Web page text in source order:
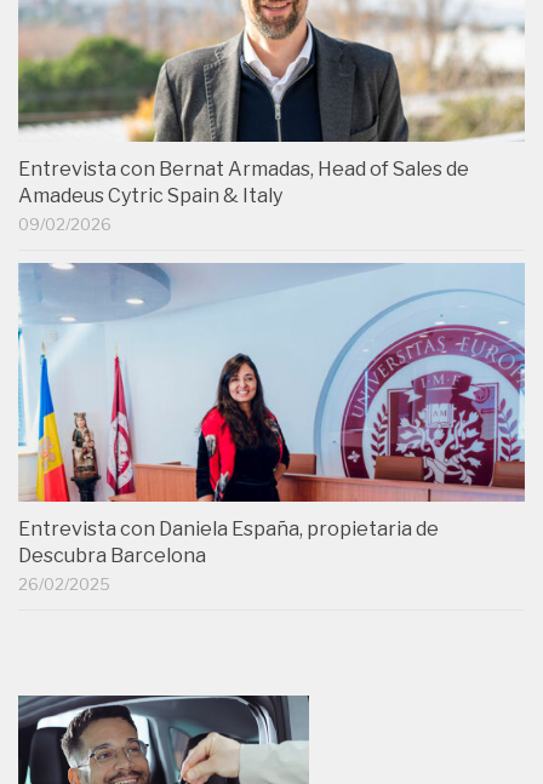
Entrevista con Bernat Armadas, Head of Sales de
Amadeus Cytric Spain & Italy
09/02/2026
Entrevista con Daniela España, propietaria de
Descubra Barcelona
26/02/2025